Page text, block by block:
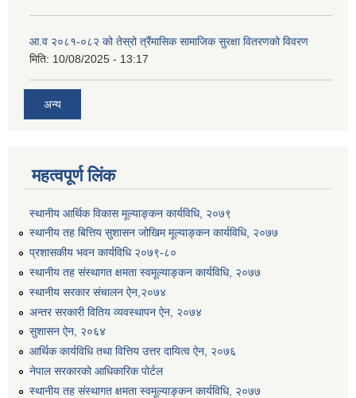
आ.व २०८१-०८२ को तेस्रो त्रैंमासिक सामाजिक सुरक्षा वितरणको विवरण
मिति: 10/08/2025 - 13:17
अन्य
महत्वपूर्ण लिंक
स्थानीय आर्थिक विकास मूल्याङ्कन कार्यविधि, २०७९
स्थानीय तह बित्तिय सुशासन जोखिम मूल्याङ्कन कार्यविधि, २०७७
प्रशासकीय भवन कार्यविधि २०७९-८०
स्थानीय तह संस्थागत क्षमता स्वमूल्याङ्कन कार्यविधि, २०७७
स्थानीय सरकार संचालन ऐन,२०७४
अन्तर सरकारी वितिय व्यवस्थापन ऐन, २०७४
सुशासन ऐन, २०६४
आर्थिक कार्यविधि तथा वित्तिय उत्तर दायित्व ऐन, २०७६
नेपाल सरकारको आधिकारिक पोर्टल
स्थानीय तह संस्थागत क्षमता स्वमूल्याङ्कन कार्यविधि, २०७७